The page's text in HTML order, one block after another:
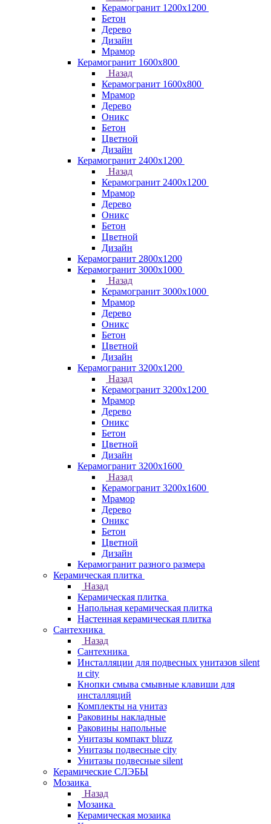
Керамогранит 1200x1200
Бетон
Дерево
Дизайн
Мрамор
Керамогранит 1600х800
Назад
Керамогранит 1600х800
Мрамор
Дерево
Оникс
Бетон
Цветной
Дизайн
Керамогранит 2400х1200
Назад
Керамогранит 2400х1200
Мрамор
Дерево
Оникс
Бетон
Цветной
Дизайн
Керамогранит 2800x1200
Керамогранит 3000х1000
Назад
Керамогранит 3000х1000
Мрамор
Дерево
Оникс
Бетон
Цветной
Дизайн
Керамогранит 3200х1200
Назад
Керамогранит 3200х1200
Мрамор
Дерево
Оникс
Бетон
Цветной
Дизайн
Керамогранит 3200х1600
Назад
Керамогранит 3200х1600
Мрамор
Дерево
Оникс
Бетон
Цветной
Дизайн
Керамогранит разного размера
Керамическая плитка
Назад
Керамическая плитка
Напольная керамическая плитка
Настенная керамическая плитка
Сантехника
Назад
Сантехника
Инсталляции для подвесных унитазов silent
и city
Кнопки смыва смывные клавиши для
инсталляций
Комплекты на унитаз
Раковины накладные
Раковины напольные
Унитазы компакт bluzz
Унитазы подвесные city
Унитазы подвесные silent
Керамические СЛЭБЫ
Мозаика
Назад
Мозаика
Керамическая мозаика